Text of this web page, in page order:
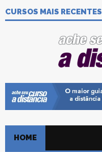
CURSOS MAIS RECENTES
HOME